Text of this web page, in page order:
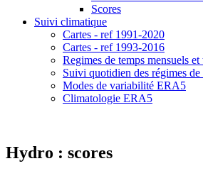
Scores
Suivi climatique
Cartes - ref 1991-2020
Cartes - ref 1993-2016
Regimes de temps mensuels
Suivi quotidien des régimes de
Modes de variabilité ERA5
Climatologie ERA5
Hydro : scores